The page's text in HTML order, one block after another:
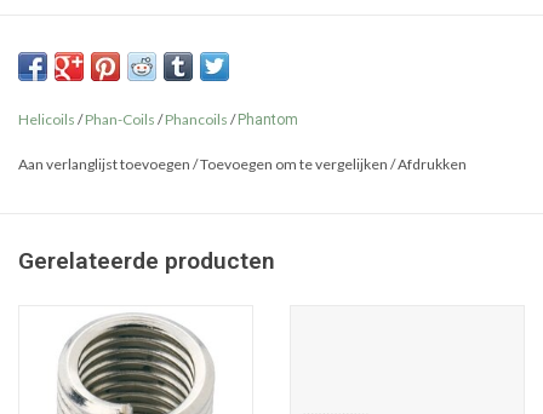
Helicoils /Phan-Coils /Phancoils / Phantom
Aan verlanglijst toevoegen /Toevoegen om te vergelijken /Afdrukken
Gerelateerde producten